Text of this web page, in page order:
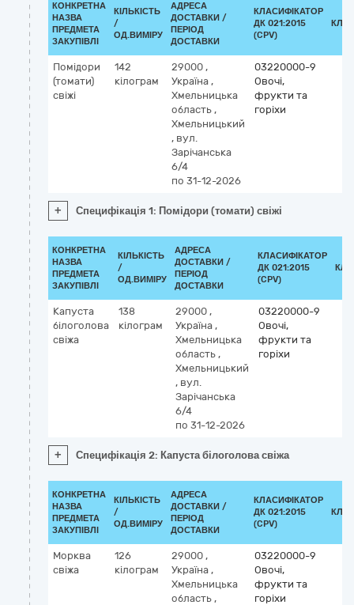
КОНКРЕТНА
НАЗВА
ПРЕДМЕТА
ЗАКУПІВЛІ
КІЛЬКІСТЬ
/
ОД.ВИМІРУ
АДРЕСА
ДОСТАВКИ /
ПЕРІОД
ДОСТАВКИ
КЛАСИФІКАТОР
ДК 021:2015
(CPV)
Помідори
(томати)
свіжі
142
кілограм
29000 ,
Україна ,
Хмельницька
область ,
Хмельницький
, вул.
Зарічанська
6/4
по 31-12-2026
03220000-9
Овочі,
фрукти та
горіхи
+ Специфікація 1: Помідори (томати) свіжі
КОНКРЕТНА
НАЗВА
ПРЕДМЕТА
ЗАКУПІВЛІ
КІЛЬКІСТЬ
/
ОД.ВИМІРУ
АДРЕСА
ДОСТАВКИ /
ПЕРІОД
ДОСТАВКИ
КЛАСИФІКАТОР
ДК 021:2015
(CPV)
Капуста
білоголова
свіжа
138
кілограм
29000 ,
Україна ,
Хмельницька
область ,
Хмельницький
, вул.
Зарічанська
6/4
по 31-12-2026
03220000-9
Овочі,
фрукти та
горіхи
+ Специфікація 2: Капуста білоголова свіжа
КОНКРЕТНА
НАЗВА
ПРЕДМЕТА
ЗАКУПІВЛІ
КІЛЬКІСТЬ
/
ОД.ВИМІРУ
АДРЕСА
ДОСТАВКИ /
ПЕРІОД
ДОСТАВКИ
КЛАСИФІКАТОР
ДК 021:2015
(CPV)
Морква
свіжа
126
кілограм
29000 ,
Україна ,
Хмельницька
область ,
03220000-9
Овочі,
фрукти та
горіхи